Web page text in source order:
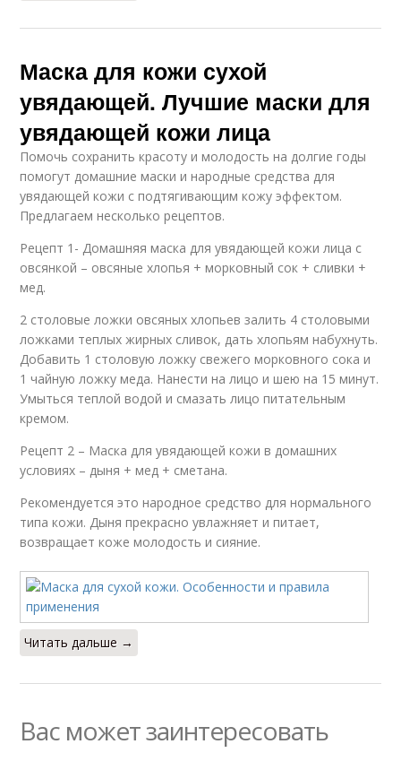
Маска для сухой кожи Маски для сухой кожи
Уход за сухой кожей Маска для сухой и
Маска для кожи сухой
увядающей. Лучшие маски для
увядающей кожи лица
Помочь сохранить красоту и молодость на долгие годы
помогут домашние маски и народные средства для
увядающей кожи с подтягивающим кожу эффектом.
Предлагаем несколько рецептов.
Рецепт 1- Домашняя маска для увядающей кожи лица с
овсянкой – овсяные хлопья + морковный сок + сливки +
мед.
2 столовые ложки овсяных хлопьев залить 4 столовыми
ложками теплых жирных сливок, дать хлопьям набухнуть.
Добавить 1 столовую ложку свежего морковного сока и
1 чайную ложку меда. Нанести на лицо и шею на 15 минут.
Умыться теплой водой и смазать лицо питательным
кремом.
Рецепт 2 – Маска для увядающей кожи в домашних
условиях – дыня + мед + сметана.
Рекомендуется это народное средство для нормального
типа кожи. Дыня прекрасно увлажняет и питает,
возвращает коже молодость и сияние.
Читать дальше →
Вас может заинтересовать